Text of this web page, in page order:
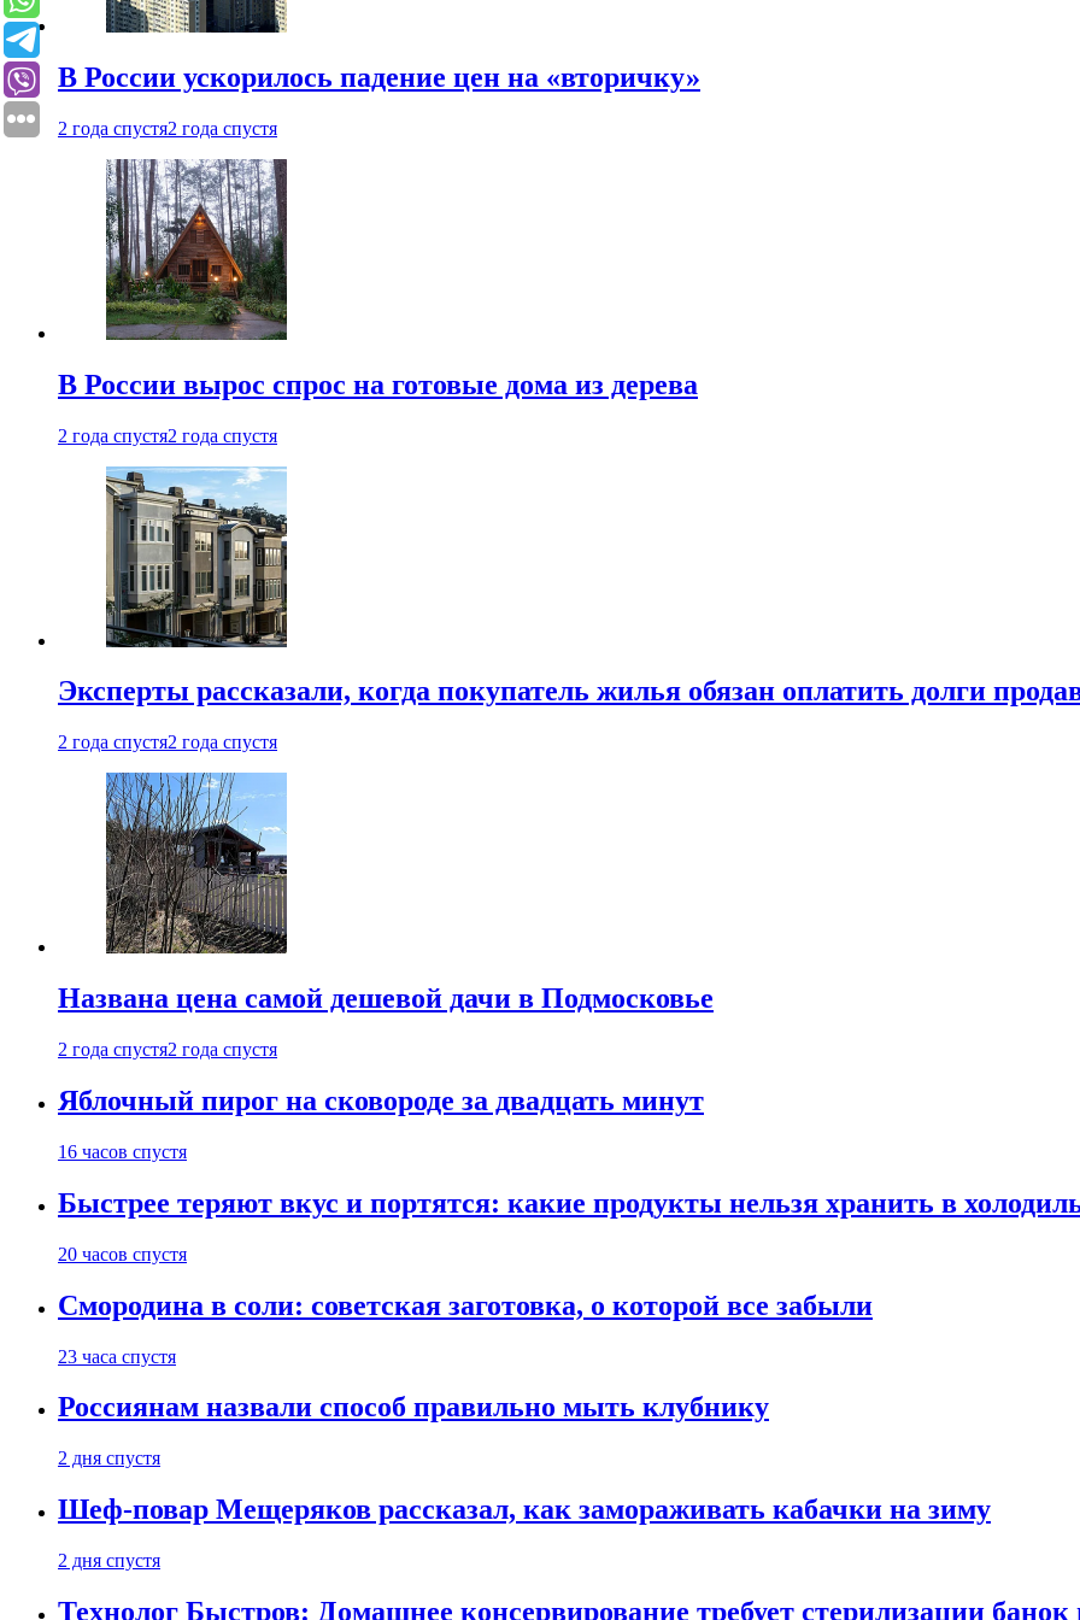
В России ускорилось падение цен на «вторичку»
2 года спустя2 года спустя
В России вырос спрос на готовые дома из дерева
2 года спустя2 года спустя
Эксперты рассказали, когда покупатель жилья обязан оплатить долги
2 года спустя2 года спустя
Названа цена самой дешевой дачи в Подмосковье
2 года спустя2 года спустя
Яблочный пирог на сковороде за двадцать минут
16 часов спустя
Быстрее теряют вкус и портятся: какие продукты нельзя хранить в
20 часов спустя
Смородина в соли: советская заготовка, о которой все забыли
23 часа спустя
Россиянам назвали способ правильно мыть клубнику
2 дня спустя
Шеф-повар Мещеряков рассказал, как замораживать кабачки на зиму
2 дня спустя
Технолог Быстров: Домашнее консервирование требует стерилизации банок